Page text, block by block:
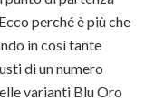
perché è più che
in così tante
di un numero
varianti Blu Oro